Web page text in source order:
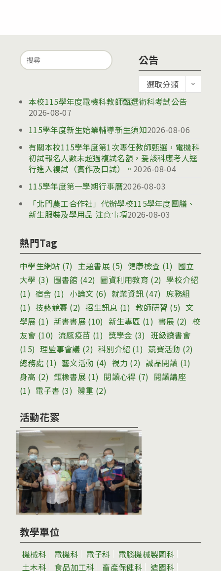
Search
for:
公告
告
選取分類
本校115學年度電機科教師甄選術科考試公告
2026-08-07
115學年度新生始業輔導新生須知2026-08-06
有關本校115學年度第1次專任教師甄選，電機科
初試報名人數未超過複試名額，爰該科應考人逕
行進入複試（實作及口試）。 2026-08-04
115學年度第一學期行事曆2026-08-03
「北門農工合作社」代辦學校115學年度團膳、
新生服裝及學用品 注意事項2026-08-03
熱門Tag
中學生網站 (7) 主題書展(5) 健康檢查 (1) 國立
大學 (3) 圖書館 (42) 圖資利用教育 (2) 學校介紹
(1) 宿舍 (1) 小論文 (6) 就業資訊 (47) 庶務組
(1) 技藝競賽 (2) 招生訊息 (1) 教師研習 (5) 文
學展 (1) 新書書展 (10) 新生專區 (1) 書展 (2) 校
友會 (10) 流感疫苗 (1) 獎學金 (3) 班級讀書會
(15) 理監事會議 (2) 科別介紹 (1) 競賽活動 (2)
總務處 (1) 藝文活動 (4) 視力 (2) 誠品閱讀 (1)
身高 (2) 鉅橡書展 (1) 閱讀心得 (7) 閱讀講座
(1) 電子書 (3) 體重 (2)
活動花絮
教學單位
機械科 電機科 電子科
電腦機械製圖科
土木科
食品加工科 畜產保健科 造園科